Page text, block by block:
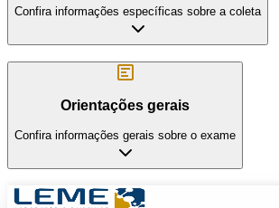
Confira informações específicas sobre a coleta
Orientações gerais
Confira informações gerais sobre o exame